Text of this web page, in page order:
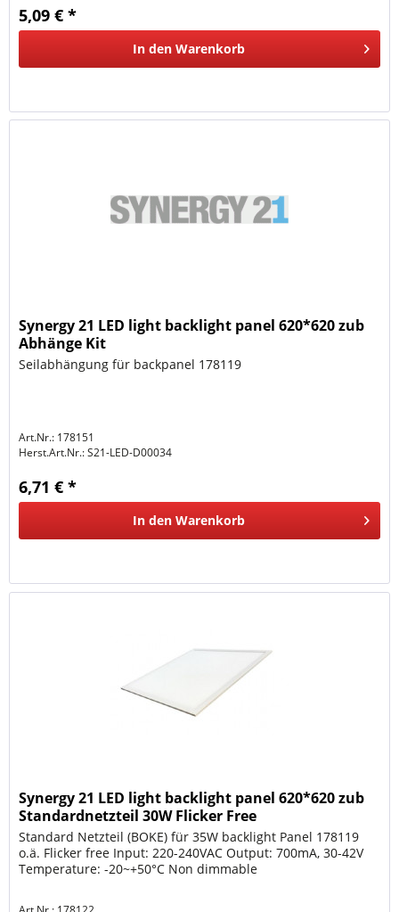
5,09 € *
In den Warenkorb
Synergy 21 LED light backlight panel 620*620 zub
Abhänge Kit
Seilabhängung für backpanel 178119
Art.Nr.: 178151
Herst.Art.Nr.:S21-LED-D00034
6,71 € *
In den Warenkorb
Synergy 21 LED light backlight panel 620*620 zub
Standardnetzteil 30W Flicker Free
Standard Netzteil (BOKE) für 35W backlight Panel 178119
o.ä. Flicker free Input: 220-240VAC Output: 700mA, 30-42V
Temperature: -20~+50°C Non dimmable